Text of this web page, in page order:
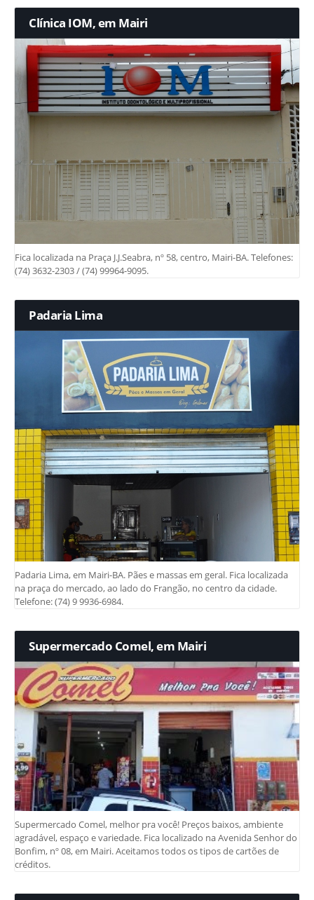
Clínica IOM, em Mairi
Fica localizada na Praça J.J.Seabra, nº 58, centro, Mairi-BA. Telefones:
(74) 3632-2303 / (74) 99964-9095.
Padaria Lima
Padaria Lima, em Mairi-BA. Pães e massas em geral. Fica localizada
na praça do mercado, ao lado do Frangão, no centro da cidade.
Telefone: (74) 9 9936-6984.
Supermercado Comel, em Mairi
Supermercado Comel, melhor pra você! Preços baixos, ambiente
agradável, espaço e variedade. Fica localizado na Avenida Senhor do
Bonfim, nº 08, em Mairi. Aceitamos todos os tipos de cartões de
créditos.